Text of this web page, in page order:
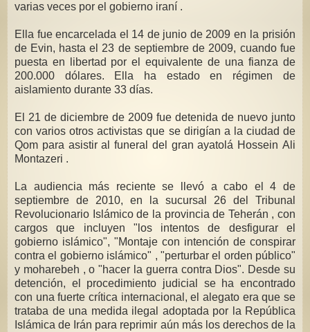
varias veces por el gobierno iraní .
Ella fue encarcelada el 14 de junio de 2009 en la prisión
de Evin, hasta el 23 de septiembre de 2009, cuando fue
puesta en libertad por el equivalente de una fianza de
200.000 dólares. Ella ha estado en régimen de
aislamiento durante 33 días.
El 21 de diciembre de 2009 fue detenida de nuevo junto
con varios otros activistas que se dirigían a la ciudad de
Qom para asistir al funeral del gran ayatolá Hossein Ali
Montazeri .
La audiencia más reciente se llevó a cabo el 4 de
septiembre de 2010, en la sucursal 26 del Tribunal
Revolucionario Islámico de la provincia de Teherán , con
cargos que incluyen "los intentos de desfigurar el
gobierno islámico", "Montaje con intención de conspirar
contra el gobierno islámico" , "perturbar el orden público"
y moharebeh , o "hacer la guerra contra Dios". Desde su
detención, el procedimiento judicial se ha encontrado
con una fuerte crítica internacional, el alegato era que se
trataba de una medida ilegal adoptada por la República
Islámica de Irán para reprimir aún más los derechos de la